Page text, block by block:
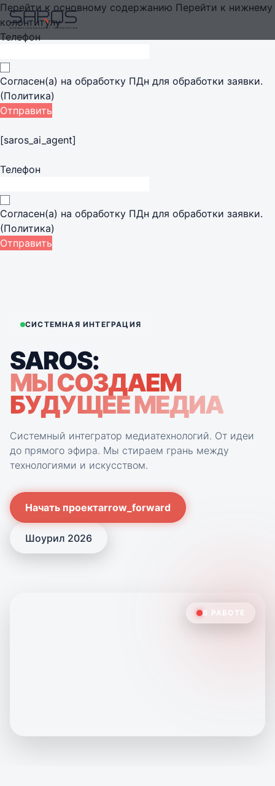
Перейти к основному содержанию Перейти к нижнему
колонтитулу
Телефон
Согласен(а) на обработку ПДн для обработки заявки.
(Политика)
Отправить
[saros_ai_agent]
Все направления
решений
Broadcast-комплексы
Интеграция мультимедиа
Event и sport venues
Архитектура и технологии
PROJECTS
Проекты и кейсы
COMPANY
О компании
BLOG
Телефон
Согласен(а) на обработку ПДн для обработки заявки.
(Политика)
Отправить
СИСТЕМНАЯ ИНТЕГРАЦИЯ
SAROS:
МЫ СОЗДАЕМ
БУДУЩЕЕ МЕДИА
Системный интегратор медиатехнологий. От идеи
до прямого эфира. Мы стираем грань между
технологиями и искусством.
Начать проектarrow_forward
Шоурил 2026
В РАБОТЕ